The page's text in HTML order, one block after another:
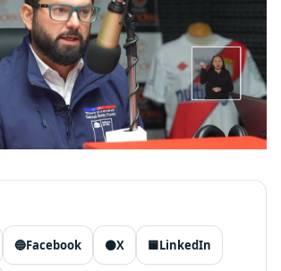
🔵Facebook ⚫X 🟦LinkedIn